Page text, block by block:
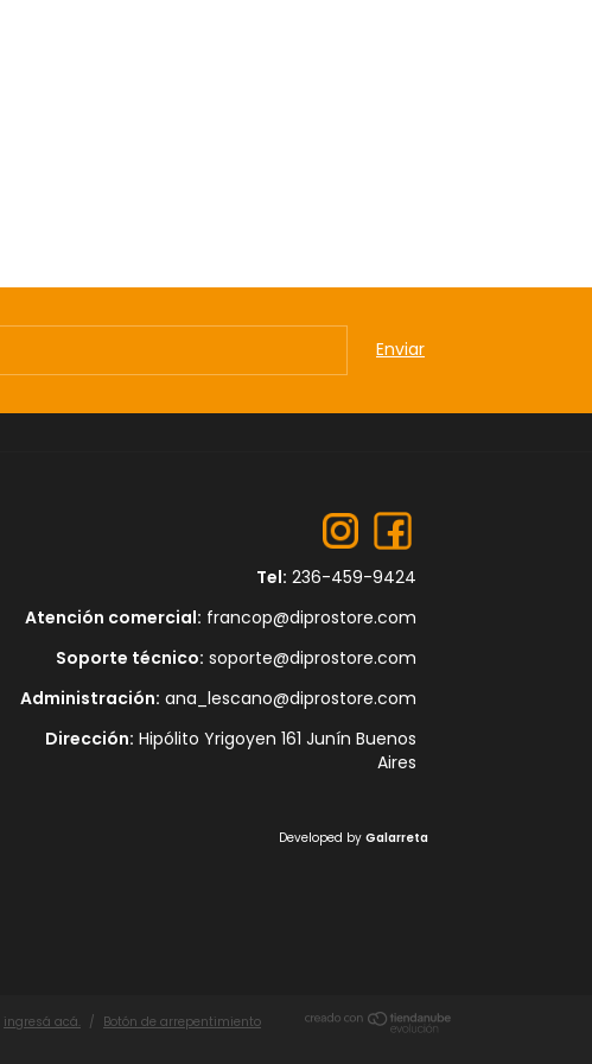
Tel: 236-459-9424
Atención comercial: francop@diprostore.com
Soporte técnico: soporte@diprostore.com
Administración: ana_lescano@diprostore.com
Dirección: Hipólito Yrigoyen 161 Junín Buenos
Aires
Developed by Galarreta
ingresá acá. / Botón de arrepentimiento